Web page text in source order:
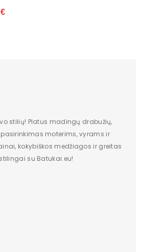
stilių! Platus madingų drabužių,
moterims, vyrams ir
kokybiškos medžiagos ir greitas
su Batukai.eu!